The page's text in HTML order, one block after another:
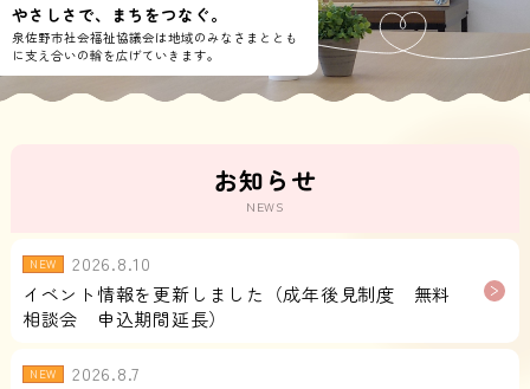
やさしさで、まちをつなぐ。
泉佐野市社会福祉協議会は地域のみなさまととも
に支え合いの輪を広げていきます。
お知らせ
NEWS
NEW
2026.8.10
イベント情報を更新しました（成年後見制度 無料
相談会 申込期間延長）
NEW
2026.8.7